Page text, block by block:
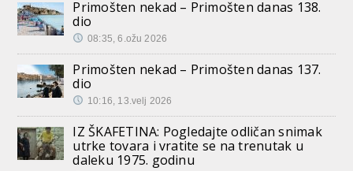
Primošten nekad – Primošten danas 138.
dio
08:35, 6.ožu 2026
Primošten nekad – Primošten danas 137.
dio
10:16, 13.velj 2026
IZ ŠKAFETINA: Pogledajte odličan snimak
utrke tovara i vratite se na trenutak u
daleku 1975. godinu